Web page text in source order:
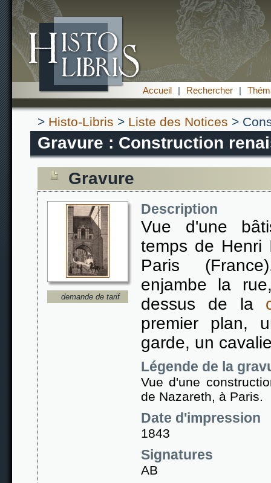
Accueil | Rechercher |
> Histo-Libris > Liste des Notices >
Gravure : Construction
Gravure
demande de tarif
Description
Vue d'une
temps de
Paris
enjambe la
dessus de la
premier plan,
garde, un
Légende de la
Vue d'une
de Nazareth, à Paris.
Date d'impression
1843
Signatures
AB